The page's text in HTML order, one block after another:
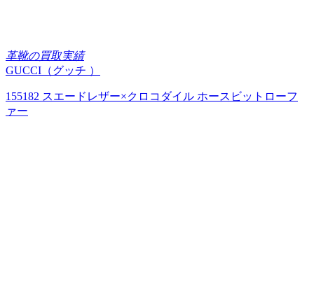
革靴の買取実績
GUCCI（グッチ ）
155182 スエードレザー×クロコダイル ホースビットローフ
ァー